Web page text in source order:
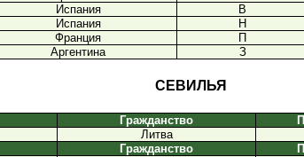
Испания В
Испания Н
Франция П
Аргентина З
СЕВИЛЬЯ
Гражданство
Литва
Гражданство